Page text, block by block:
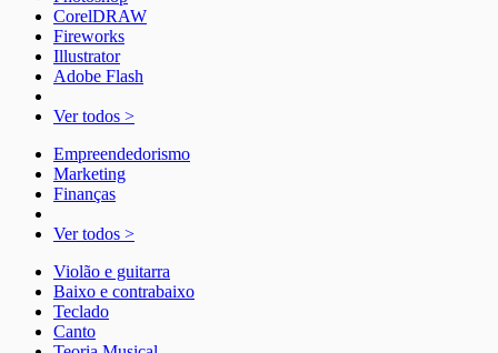
CorelDRAW
Fireworks
Illustrator
Adobe Flash
Ver todos >
Empreendedorismo
Marketing
Finanças
Ver todos >
Violão e guitarra
Baixo e contrabaixo
Teclado
Canto